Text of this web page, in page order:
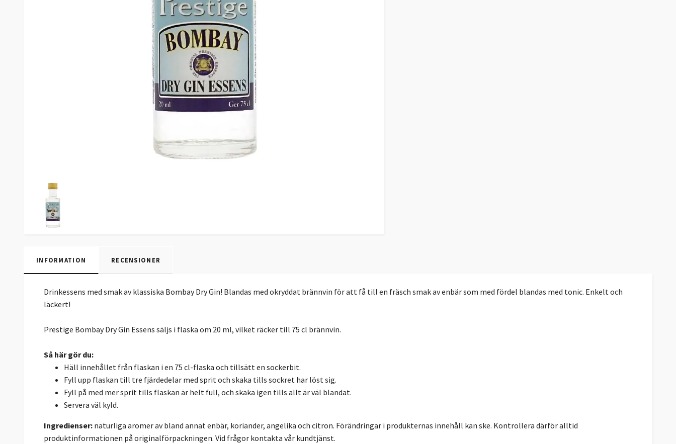
INFORMATION RECENSIONER
Drinkessens med smak av klassiska Bombay Dry Gin! Blandas med okryddat brännvin för att få till en fräsch smak av enbär som med fördel blandas med tonic. Enkelt och
läckert!
Prestige Bombay Dry Gin Essens säljs i flaska om 20 ml, vilket räcker till 75 cl brännvin.
Så här gör du:
Häll innehållet från flaskan i en 75 cl-flaska och tillsätt en sockerbit.
Fyll upp flaskan till tre fjärdedelar med sprit och skaka tills sockret har löst sig.
Fyll på med mer sprit tills flaskan är helt full, och skaka igen tills allt är väl blandat.
Servera väl kyld.
Ingredienser: naturliga aromer av bland annat enbär, koriander, angelika och citron. Förändringar i produkternas innehåll kan ske. Kontrollera därför alltid
produktinformationen på originalförpackningen. Vid frågor kontakta vår kundtjänst.